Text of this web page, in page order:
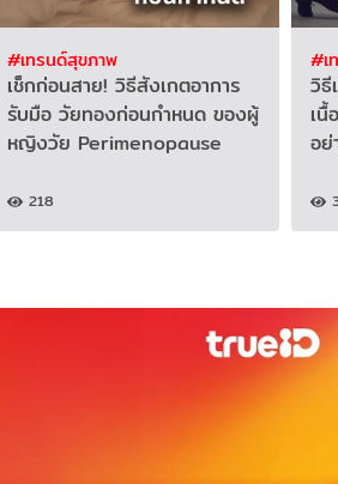
#เทรนด์สุขภาพ
เช็กก่อนสาย! วิธีสังเกตอาการ
รับมือ วัยทองก่อนกำหนด ของผู้
หญิงวัย Perimenopause
218
#เ
วิธี
เนื้
อย่